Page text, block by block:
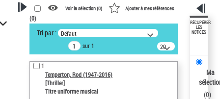
VOTRE RECHERCHE
Recherche avancée dans les
notices d’autorité
Œuvres liées à l'auteur :
Temperton, Rod (1947-2016)
Sauvegarder votre recherche
Voir la sélection (0) Ajouter à mes références
(0)
Tri par : Défaut
sur 1
20
résultats/page
1
Temperton, Rod (1947-2016)
[Thriller]
Titre uniforme musical
RÉCUPÉRER
LES
NOTICES
Ma
(0)